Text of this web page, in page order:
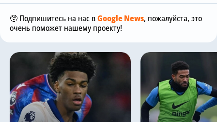
🥺 Подпишитесь на нас вGoogle News, пожалуйста, это
очень поможет нашему проекту!